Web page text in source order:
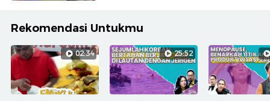
Rekomendasi Untukmu
02:34 25:52